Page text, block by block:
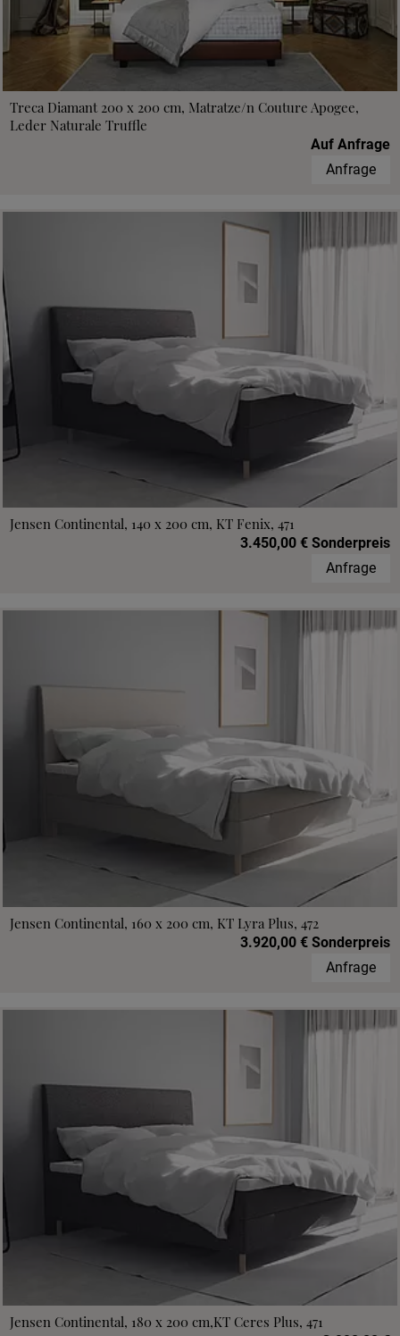
Treca Diamant 200 x 200 cm, Matratze/n Couture Apogee,
Leder Naturale Truffle
Auf Anfrage
Anfrage
Jensen Continental, 140 x 200 cm, KT Fenix, 471
3.450,00 € Sonderpreis
Anfrage
Jensen Continental, 160 x 200 cm, KT Lyra Plus, 472
3.920,00 € Sonderpreis
Anfrage
Jensen Continental, 180 x 200 cm,KT Ceres Plus, 471